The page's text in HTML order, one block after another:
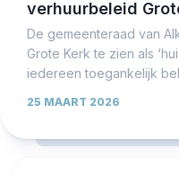
verhuurbeleid
De gemeenteraad van
Grote Kerk te zien als
iedereen toegankelijk
25 MAART 2026